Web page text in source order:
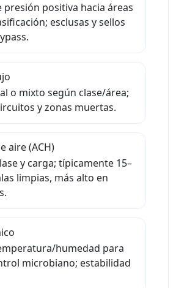
presión positiva hacia áreas
esclusas y sellos
o mixto según clase/área;
y zonas muertas.
aire (ACH)
y carga; típicamente 15–
limpias, más alto en
humedad para
microbiano; estabilidad